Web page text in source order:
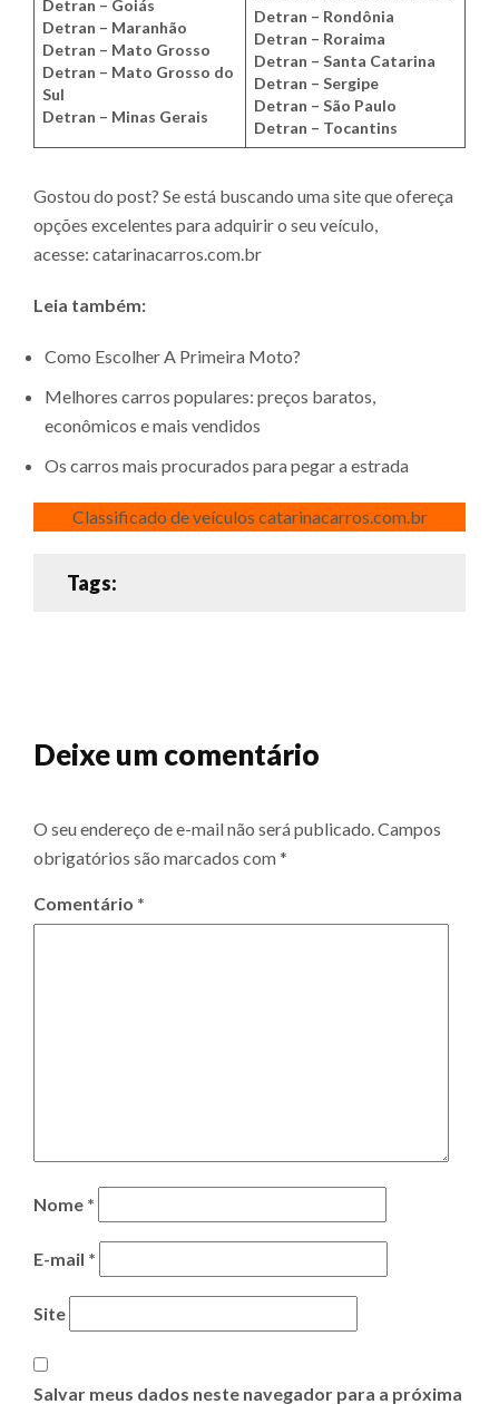
Detran – Goiás
Detran – Maranhão
Detran – Mato Grosso
Detran – Mato Grosso do
Sul
Detran – Minas Gerais
Detran – Rondônia
Detran – Roraima
Detran – Santa Catarina
Detran – Sergipe
Detran – São Paulo
Detran – Tocantins
Gostou do post? Se está buscando uma site que ofereça
opções excelentes para adquirir o seu veículo,
acesse: catarinacarros.com.br
Leia também:
Como Escolher A Primeira Moto?
Melhores carros populares: preços baratos,
econômicos e mais vendidos
Os carros mais procurados para pegar a estrada
Classificado de veículos catarinacarros.com.br
Tags:
Deixe um comentário
O seu endereço de e-mail não será publicado.Campos
obrigatórios são marcados com*
Comentário *
Nome *
E-mail *
Site
Salvar meus dados neste navegador para a próxima